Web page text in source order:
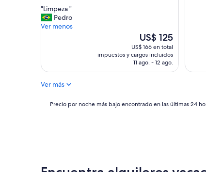
c
i
o
a
q
10,
Muy
bueno,
"
L
i
a
"Limpeza "
Pedro
Ver menos
El
precio
actual
es
de
US$ 125
US$ 166 en total
impuestos y cargos incluidos
11 ago. - 12 ago.
Ver más
Precio
las
Precio por noche más bajo encontrado en las últimas 24